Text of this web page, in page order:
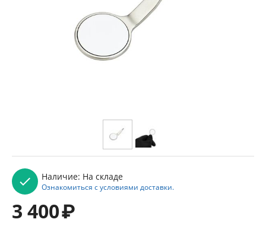
Наличие: На складе
Ознакомиться с условиями доставки.
3 400₽